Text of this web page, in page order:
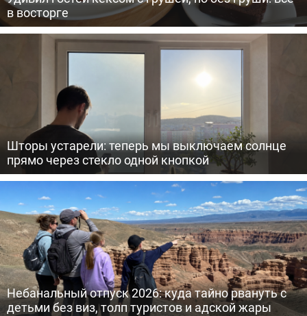
в восторге
Шторы устарели: теперь мы выключаем солнце
прямо через стекло одной кнопкой
Небанальный отпуск 2026: куда тайно рвануть с
детьми без виз, толп туристов и адской жары